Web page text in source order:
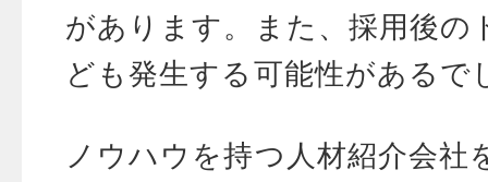
があります。また、採用後の
ども発生する可能性があるで
ノウハウを持つ人材紹介会社